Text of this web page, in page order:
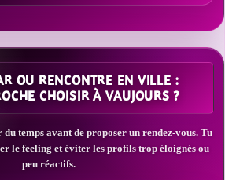
OU RENCONTRE EN VILLE :
CHOISIR À VAUJOURS ?
temps avant de proposer un rendez-vous. Tu
le feeling et éviter les profils trop éloignés ou
peu réactifs.